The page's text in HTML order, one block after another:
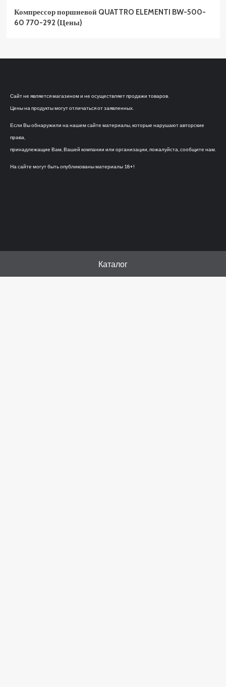
Компрессор поршневой QUATTRO ELEMENTI BW-500-
60 770-292 (Цены)
Сайт не является магазином и не осуществляет продажи товаров.
Цены на продукты могут отличаться от заявленных.
Если Вы обнаружили на нашем сайте материалы, которые нарушают авторские
права,
принадлежащие Вам, Вашей компании или организации, пожалуйста, сообщите нам.
На сайте могут быть опубликованы материалы 18+!
Каталог